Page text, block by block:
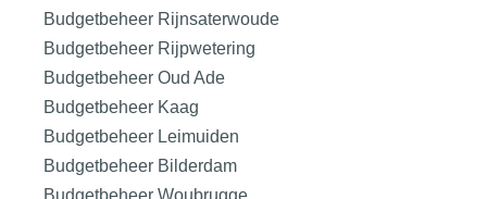
Budgetbeheer Rijnsaterwoude
Budgetbeheer Rijpwetering
Budgetbeheer Oud Ade
Budgetbeheer Kaag
Budgetbeheer Leimuiden
Budgetbeheer Bilderdam
Budgetbeheer Woubrugge